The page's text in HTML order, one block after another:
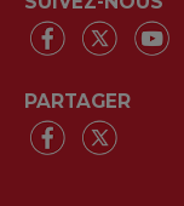
PARTAGER